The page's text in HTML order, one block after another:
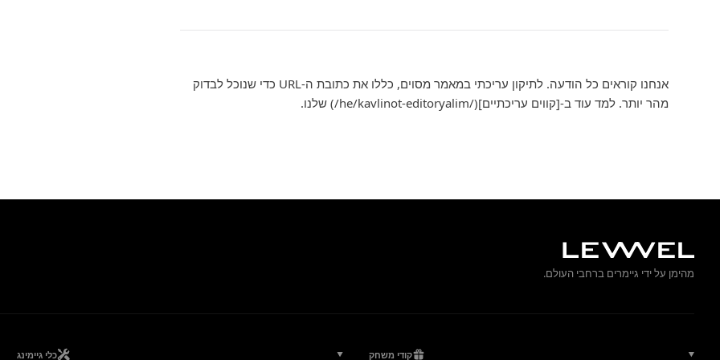
אנחנו קוראים כל הודעה. לתיקון עריכתי במאמר מסוים, כללו את כתובת ה-URL כדי שנוכל לבדוק
מהר יותר. למד עוד ב-[קווים עריכתיים](/he/kavlinot-editoryalim/) שלנו.
מהימן על ידי גיימרים ברחבי העולם.
קודי משחק כלי גיימינג